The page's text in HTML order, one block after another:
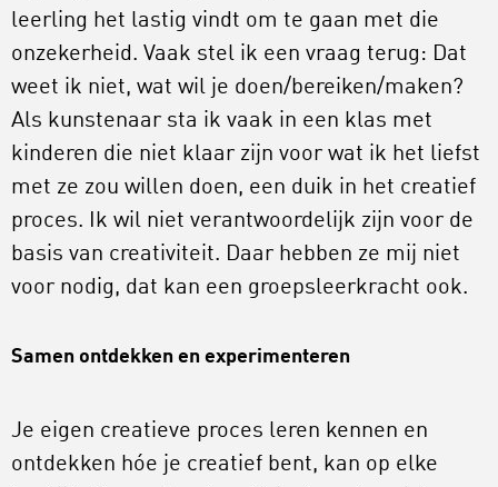
leerling het lastig vindt om te gaan met die
onzekerheid. Vaak stel ik een vraag terug: Dat
weet ik niet, wat wil je doen/bereiken/maken?
Als kunstenaar sta ik vaak in een klas met
kinderen die niet klaar zijn voor wat ik het liefst
met ze zou willen doen, een duik in het creatief
proces. Ik wil niet verantwoordelijk zijn voor de
basis van creativiteit. Daar hebben ze mij niet
voor nodig, dat kan een groepsleerkracht ook.
Samen ontdekken en experimenteren
Je eigen creatieve proces leren kennen en
ontdekken hóe je creatief bent, kan op elke